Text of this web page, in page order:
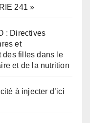
241 »
: Directives
et
des filles dans le
et de la nutrition
à injecter d’ici